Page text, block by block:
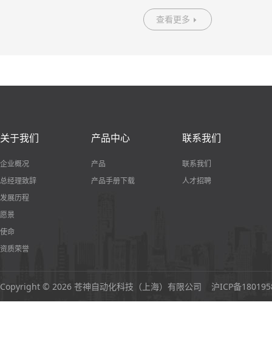
查看更多 
关于我们
企业概况
总经理致辞
发展历程
愿景
使命
资质荣誉
产品中心
产品
产品手册下载
联系我们
联系我们
人才招聘
Copyright © 2026 苍神自动化科技（上海）有限公司 沪ICP备